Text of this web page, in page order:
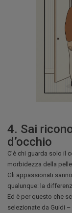
4. Sai
d’occhio
C’è chi guarda solo il
morbidezza della pelle.
Gli appassionati
qualunque: la
Ed è per questo che
selezionate da Guidi